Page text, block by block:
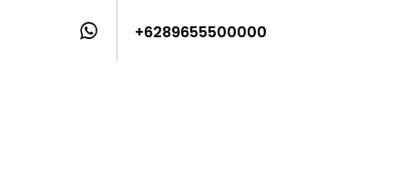
+6289655500000